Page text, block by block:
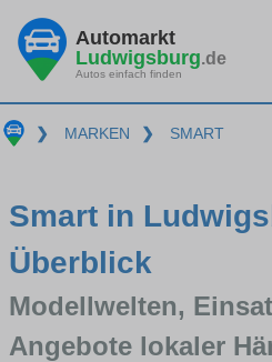
Automarkt
Ludwigsburg.de
Autos einfach finden
❯ MARKEN ❯ SMART
Smart in
Überblick
Modellwelten,
Angebote lokaler